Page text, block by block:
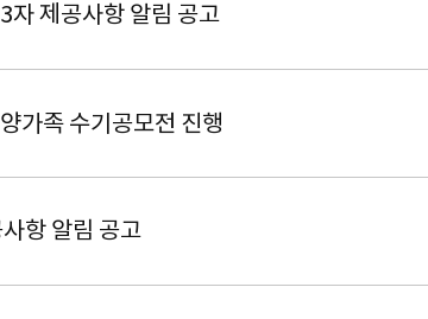
자 제공사항 알림 공고
가족 수기공모전 진행
항 알림 공고